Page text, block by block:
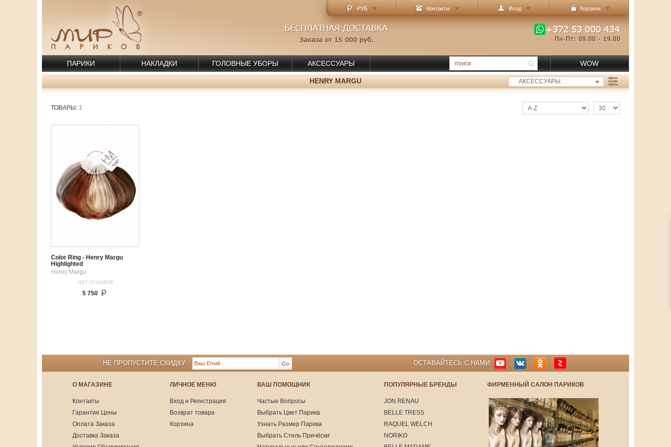
РУБ Контакты Вход Корзина
ПАРИКИ НАКЛАДКИ ГОЛОВНЫЕ УБОРЫ АКСЕССУАРЫ WOW
HENRY MARGU АКСЕССУАРЫ
ТОВАРЫ: 1
Color Ring - Henry Margu
Highlighted
Henry Margu
нет отзывов
5 750
НЕ ПРОПУСТИТЕ СКИДКУ: Go ОСТАВАЙТЕСЬ С НАМИ:
О МАГАЗИНЕ
Контакты
Гарантия Цены
Оплата Заказа
Доставка Заказа
ЛИЧНОЕ МЕНЮ
Вход и Регистрация
Возврат товара
Корзина
ВАШ ПОМОЩНИК
Частые Вопросы
Выбрать Цвет Парика
Узнать Размер Парика
Выбрать Стиль Причёски
ПОПУЛЯРНЫЕ БРЕНДЫ
JON RENAU
BELLE TRESS
RAQUEL WELCH
NORIKO
ФИРМЕННЫЙ САЛОН ПАРИКОВ